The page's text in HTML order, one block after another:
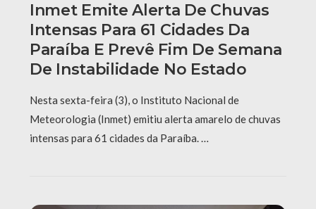
Inmet Emite Alerta De Chuvas
Intensas Para 61 Cidades Da
Paraíba E Prevê Fim De Semana
De Instabilidade No Estado
Nesta sexta-feira (3), o Instituto Nacional de
Meteorologia (Inmet) emitiu alerta amarelo de chuvas
intensas para 61 cidades da Paraíba. …